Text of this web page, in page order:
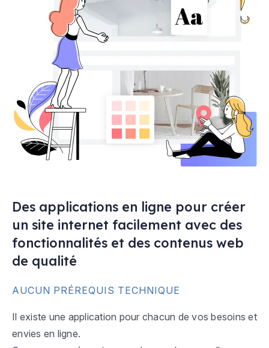
Des applications en ligne pour créer
un site internet facilement avec des
fonctionnalités et des contenus web
de qualité
AUCUN PRÉREQUIS TECHNIQUE
Il existe une application pour chacun de vos besoins et
envies en ligne.